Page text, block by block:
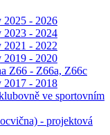
2025 - 2026
2023 - 2024
2021 - 2022
2019 - 2020
Z66 - Z66a, Z66c
2017 - 2018
ve sportovním
- projektová